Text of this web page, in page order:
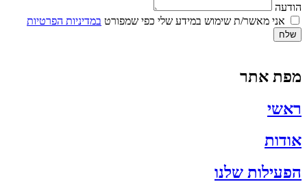
הודעה
אני מאשר/ת שימוש במידע שלי כפי שמפורט במדיניות הפרטיות
שלח
מפת אתר
ראשי
אודות
הפעילות שלנו